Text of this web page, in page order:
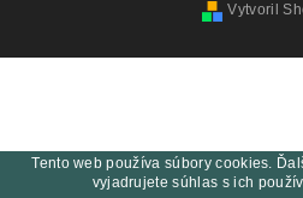
Vytvoril
Tento web používa súbory cookies.
vyjadrujete súhlas s ich